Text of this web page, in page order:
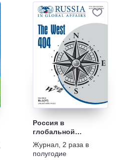
Россия в
глобальной
политике (Russia in
global affairs)
Журнал 2 раза в
полугодие